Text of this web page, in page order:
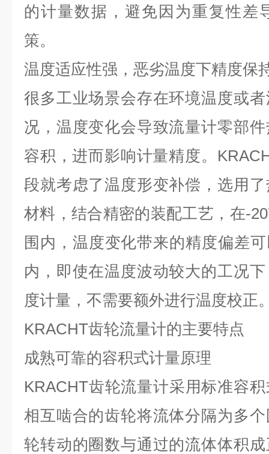
的计量数据，避免因为重复性差
策。
温度适应性强，恶劣温度下精度保
很多工业场景会存在环境温度或
况，温度变化会导致流量计零部
容积，进而影响计量精度。
段就考虑了温度形变补偿，选用
材料，结合精密的装配工艺，在-
围内，温度变化带来的精度偏差
内，即使在温度波动较大的工况
度计量，不需要额外进行温度校正
KRACHT齿轮流量计的主要特点
成熟可靠的容积式计量原理
KRACHT齿轮流量计采用标准容
相互啮合的齿轮将流体分隔为多
轮转动的圈数与通过的流体体积